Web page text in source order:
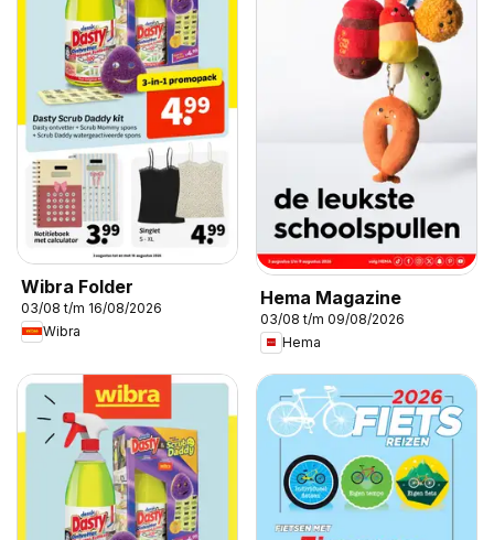
Wibra Folder
03/08 t/m 16/08/2026
Wibra
Hema Magazine
03/08 t/m 09/08/2026
Hema